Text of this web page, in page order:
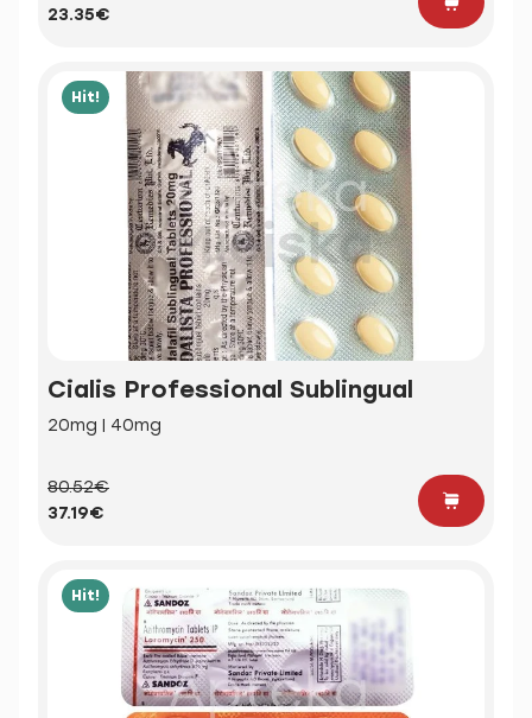
23.35€
Hit!
Cialis Professional Sublingual
20mg | 40mg
80.52€
37.19€
Hit!